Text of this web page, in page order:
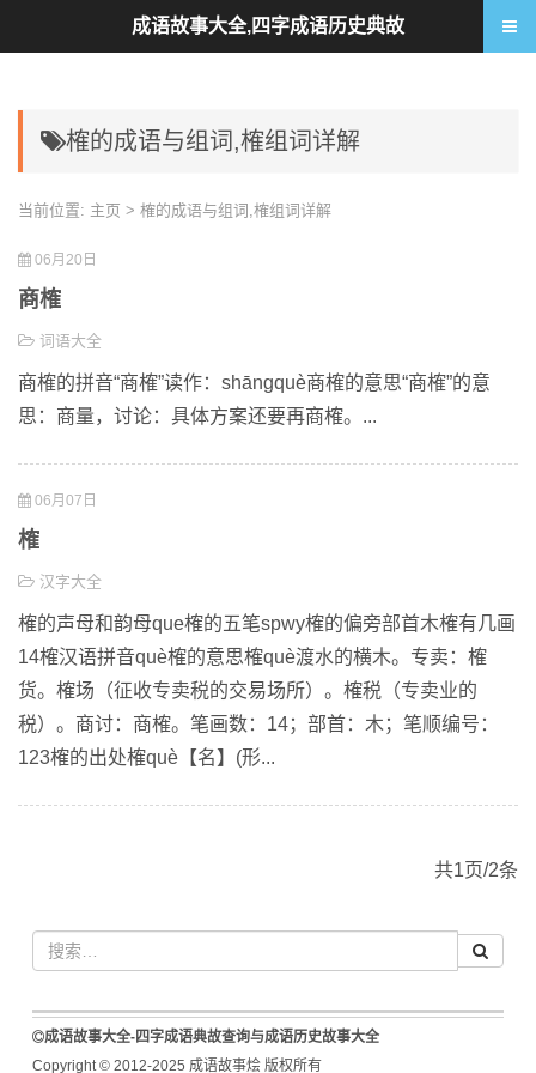
榷的成语与组词,榷组词详解
当前位置: 主页 > 榷的成语与组词,榷组词详解
06月20日
商榷
词语大全
商榷的拼音“商榷”读作：shāngquè商榷的意思“商榷”的意
思：商量，讨论：具体方案还要再商榷。...
06月07日
榷
汉字大全
榷的声母和韵母que榷的五笔spwy榷的偏旁部首木榷有几画
14榷汉语拼音què榷的意思榷què渡水的横木。专卖：榷
货。榷场（征收专卖税的交易场所）。榷税（专卖业的
税）。商讨：商榷。笔画数：14；部首：木；笔顺编号：
123榷的出处榷què【名】(形...
共1页/2条
成语故事大全-四字成语典故查询与成语历史故事大全
Copyright © 2012-2025 成语故事烩 版权所有
成语故事大全,四字成语历史典故